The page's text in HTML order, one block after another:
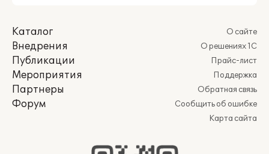
Каталог
Внедрения
Публикации
Мероприятия
Партнеры
Форум
О сайте
О решениях 1С
Прайс-лист
Поддержка
Обратная связь
Сообщить об ошибке
Карта сайта